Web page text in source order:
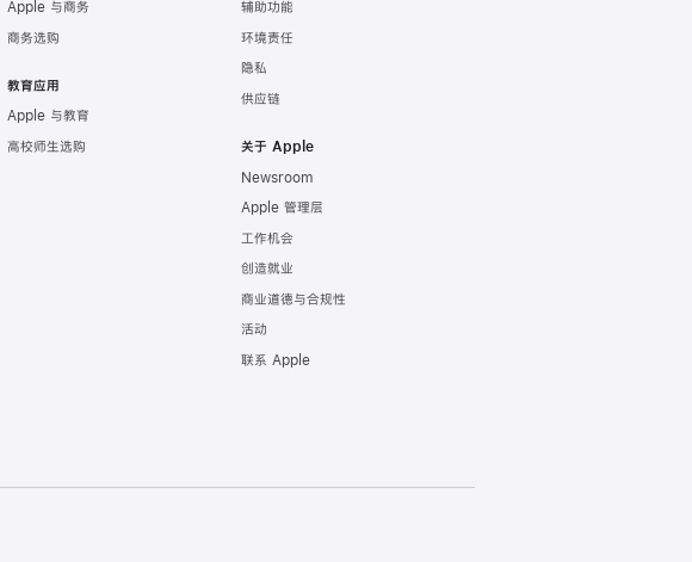
Apple 与商务
商务选购
教育应用
Apple 与教育
高校师生选购
辅助功能
环境责任
隐私
供应链
关于 Apple
Newsroom
Apple 管理层
工作机会
创造就业
商业道德与合规性
活动
联系 Apple